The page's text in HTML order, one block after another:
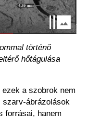
történő
hőtágulása
a szobrok nem
szarv-ábrázolások
forrásai, hanem